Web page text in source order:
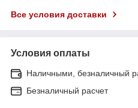
Все условия доставки
Условия оплаты
Наличными, безналичный
Безналичный расчет